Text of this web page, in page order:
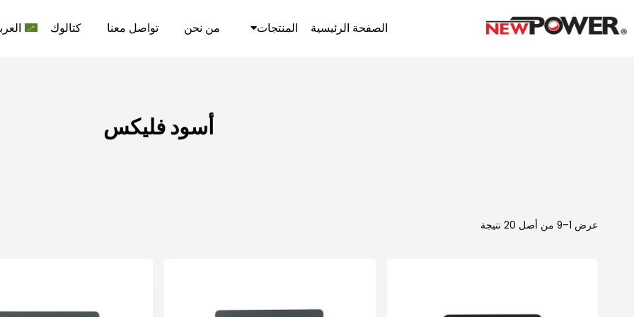
الصفحة الرئيسية المنتجات من نحن تواصل معنا كتالوك
أسود فليكس
عرض 1–9 من أصل 20 نتيجة